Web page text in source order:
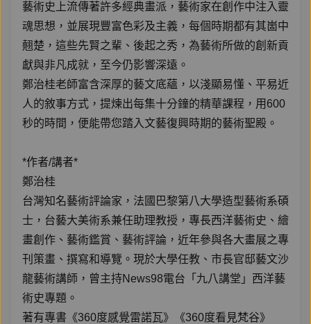
藝術史上流傳著許多經典畫派，藝術家在創作中注入靈
魂思想，並展現豐富色彩及主義，每個時期都有其崮中
翹楚，這些先賢之輩、後起之秀，為藝術所做的創新貢
獻與非凡成就，至今仍影響深遠。
鄭治桂老師富含深厚的藝文底蘊，以淺顯易懂、平易近
人的敘事方式，提煉出每集十分鐘的精華課程，用600
秒的時間，便能帶您踏入文藝復興時期的藝術聖殿。
*作者/講者*
鄭治桂
台灣知名藝術評論家，法國巴黎第八大學造型藝術系碩
士，台藝大美術系兼任助理教授，專長西洋藝術史、繪
畫創作、藝術鑑賞、藝術評論，近年參與各大畫展之專
刊策畫、撰寫和導覽。現於大學任教、市長官邸藝文沙
龍藝術講師，曾主持News98電台「九八講堂」西洋藝
術史專題。
著有專書《360度感覺雷諾瓦》《360度看見梵谷》